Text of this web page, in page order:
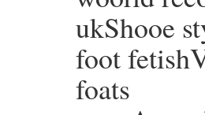
ukShooe
foot
foats